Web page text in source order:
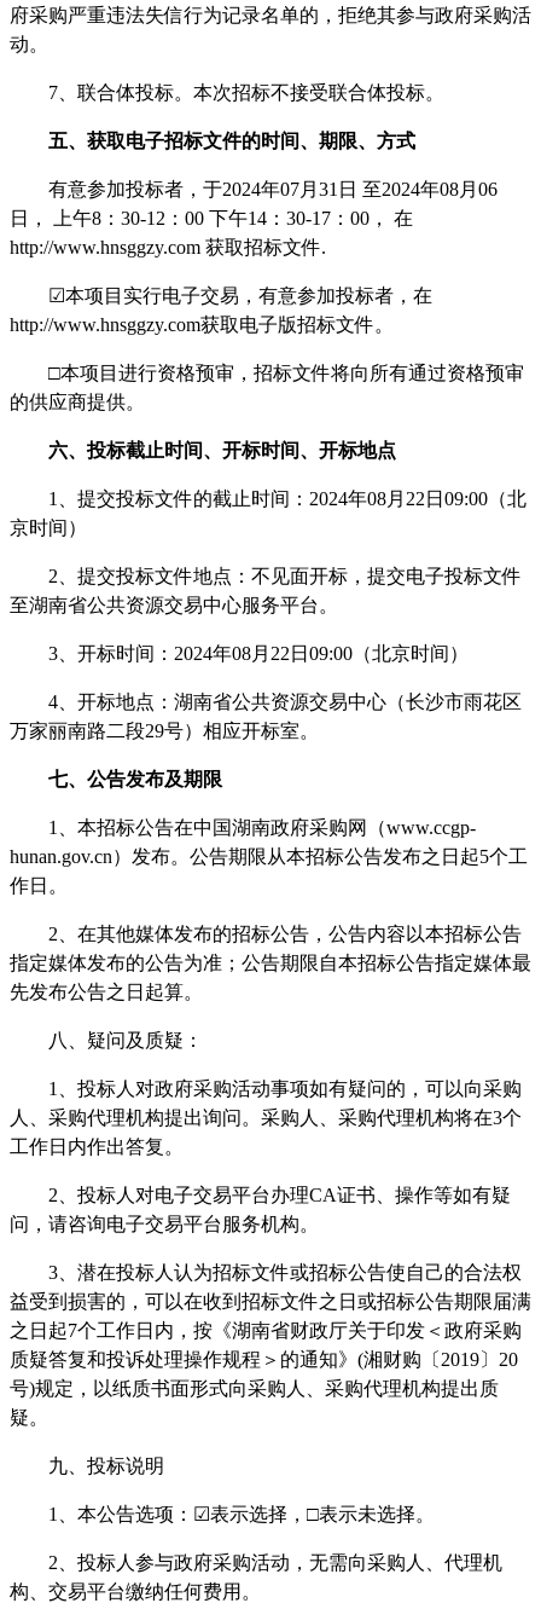
府采购严重违法失信行为记录名单的，拒绝其参与政府采购活
动。
7、联合体投标。本次招标不接受联合体投标。
五、获取电子招标文件的时间、期限、方式
有意参加投标者，于2024年07月31日 至2024年08月06
日， 上午8：30-12：00 下午14：30-17：00， 在
http://www.hnsggzy.com 获取招标文件.
☑本项目实行电子交易，有意参加投标者，在
http://www.hnsggzy.com获取电子版招标文件。
□本项目进行资格预审，招标文件将向所有通过资格预审
的供应商提供。
六、投标截止时间、开标时间、开标地点
1、提交投标文件的截止时间：2024年08月22日09:00（北
京时间）
2、提交投标文件地点：不见面开标，提交电子投标文件
至湖南省公共资源交易中心服务平台。
3、开标时间：2024年08月22日09:00（北京时间）
4、开标地点：湖南省公共资源交易中心（长沙市雨花区
万家丽南路二段29号）相应开标室。
七、公告发布及期限
1、本招标公告在中国湖南政府采购网（www.ccgp-
hunan.gov.cn）发布。公告期限从本招标公告发布之日起5个工
作日。
2、在其他媒体发布的招标公告，公告内容以本招标公告
指定媒体发布的公告为准；公告期限自本招标公告指定媒体最
先发布公告之日起算。
八、疑问及质疑：
1、投标人对政府采购活动事项如有疑问的，可以向采购
人、采购代理机构提出询问。采购人、采购代理机构将在3个
工作日内作出答复。
2、投标人对电子交易平台办理CA证书、操作等如有疑
问，请咨询电子交易平台服务机构。
3、潜在投标人认为招标文件或招标公告使自己的合法权
益受到损害的，可以在收到招标文件之日或招标公告期限届满
之日起7个工作日内，按《湖南省财政厅关于印发＜政府采购
质疑答复和投诉处理操作规程＞的通知》(湘财购〔2019〕20
号)规定，以纸质书面形式向采购人、采购代理机构提出质
疑。
九、投标说明
1、本公告选项：☑表示选择，□表示未选择。
2、投标人参与政府采购活动，无需向采购人、代理机
构、交易平台缴纳任何费用。